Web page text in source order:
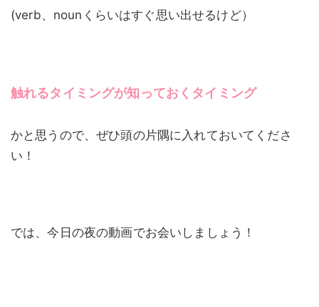
(verb、nounくらいはすぐ思い出せるけど）
触れるタイミングが知っておくタイミング
かと思うので、ぜひ頭の片隅に入れておいてくださ
い！
では、今日の夜の動画でお会いしましょう！